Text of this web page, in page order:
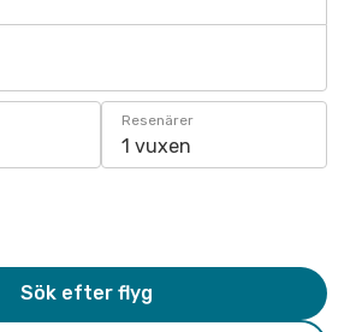
Resenärer
1 vuxen
Sök efter flyg